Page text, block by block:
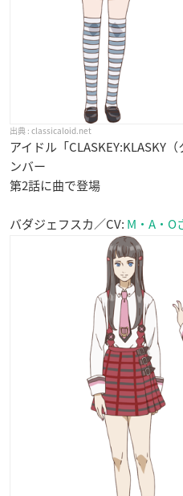
classicaloid.net
アイドル「CLASKEY:KLASKY
ンバー
第2話に曲で登場
バダジェフスカ／CV: M・A・O